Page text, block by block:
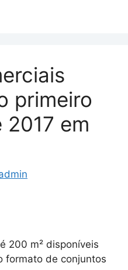
primeiro
2017 em
200 m² disponíveis
formato de conjuntos